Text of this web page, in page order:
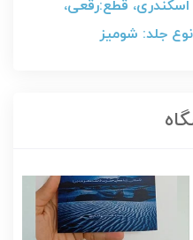
اسکندری، قطع:رقعی،